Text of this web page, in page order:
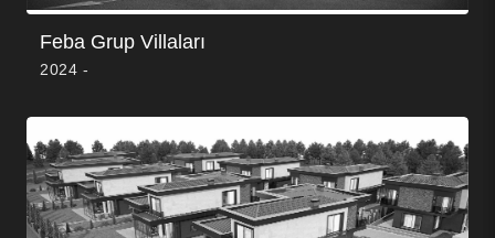
Feba Grup Villaları
2024 -